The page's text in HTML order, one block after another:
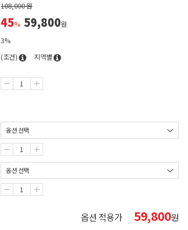
108,000 원
45% 59,800원
3%
(조건) 지역별
옵션 적용가 59,800원